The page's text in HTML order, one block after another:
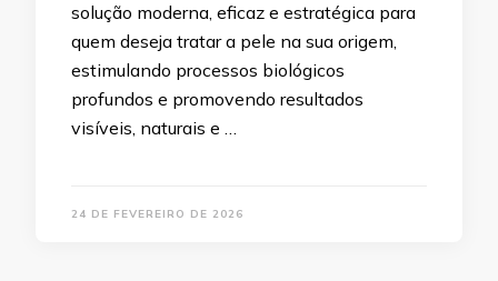
solução moderna, eficaz e estratégica para
quem deseja tratar a pele na sua origem,
estimulando processos biológicos
profundos e promovendo resultados
visíveis, naturais e …
24 DE FEVEREIRO DE 2026